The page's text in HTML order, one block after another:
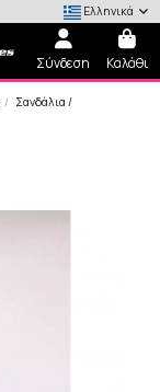
Ελληνικά
Σύνδεση Καλάθι
Σανδάλια /